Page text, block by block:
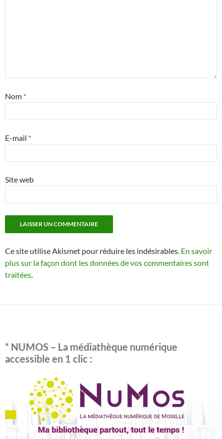
Nom *
E-mail *
Site web
Ce site utilise Akismet pour réduire les indésirables. En savoir
plus sur la façon dont les données de vos commentaires sont
traitées
* NUMOS – La médiathèque numérique
accessible en 1 clic :